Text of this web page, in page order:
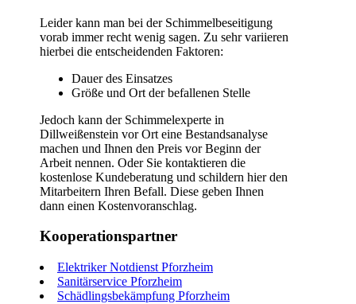
Leider kann man bei der Schimmelbeseitigung
vorab immer recht wenig sagen. Zu sehr variieren
hierbei die entscheidenden Faktoren:
Dauer des Einsatzes
Größe und Ort der befallenen Stelle
Jedoch kann der Schimmelexperte in
Dillweißenstein vor Ort eine Bestandsanalyse
machen und Ihnen den Preis vor Beginn der
Arbeit nennen. Oder Sie kontaktieren die
kostenlose Kundeberatung und schildern hier den
Mitarbeitern Ihren Befall. Diese geben Ihnen
dann einen Kostenvoranschlag.
Kooperationspartner
Elektriker Notdienst Pforzheim
Sanitärservice Pforzheim
Schädlingsbekämpfung Pforzheim